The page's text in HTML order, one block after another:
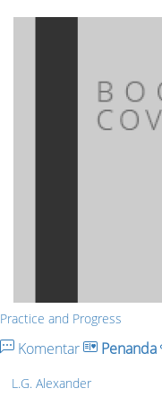
Practice and Progress
Komentar Penanda
L.G. Alexander